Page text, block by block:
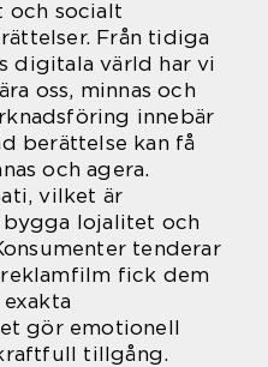
och socialt
Från tidiga
digitala värld har vi
oss, minnas och
innebär
berättelse kan få
och agera.
vilket är
bygga lojalitet och
tenderar
fick dem
gör emotionell
tillgång.